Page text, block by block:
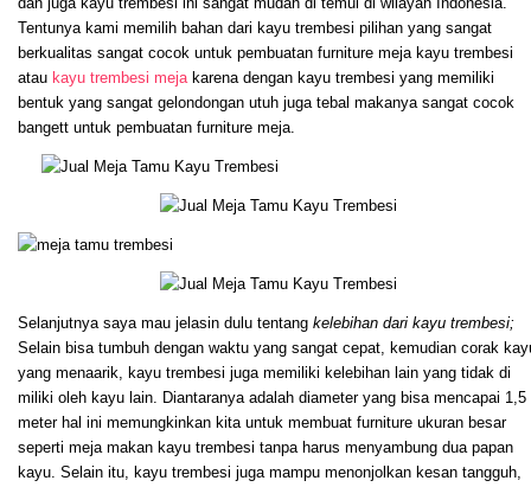
Tentunya kami memilih bahan dari kayu trembesi pilihan yang sangat
berkualitas sangat cocok untuk pembuatan furniture meja kayu trembesi
atau kayu trembesi mejakarena dengan kayu trembesi yang memiliki
bentuk yang sangat gelondongan utuh juga tebal makanya sangat cocok
bangett untuk pembuatan furniture meja.
Selanjutnya saya mau jelasin dulu tentang kelebihan dari kayu trembesi;
Selain bisa tumbuh dengan waktu yang sangat cepat, kemudian corak
yang menaarik, kayu trembesi juga memiliki kelebihan lain yang tidak di
miliki oleh kayu lain. Diantaranya adalah diameter yang bisa mencapai 1,5
meter hal ini memungkinkan kita untuk membuat furniture ukuran besar
seperti meja makan kayu trembesi tanpa harus menyambung dua papan
kayu. Selain itu, kayu trembesi juga mampu menonjolkan kesan tangguh,